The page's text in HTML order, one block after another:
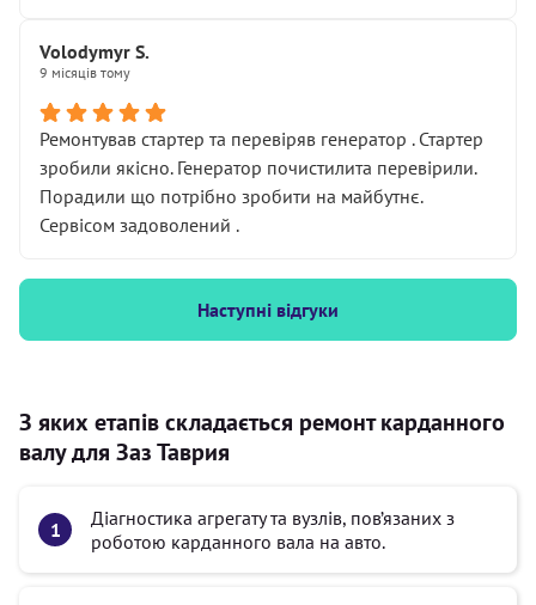
Volodymyr S.
9 місяців тому
Ремонтував стартер та перевіряв генератор . Стартер
зробили якісно. Генератор почистилита перевірили.
Порадили що потрібно зробити на майбутнє.
Сервісом задоволений .
Наступні відгуки
З яких етапів складається ремонт карданного
валу для Заз Таврия
Діагностика агрегату та вузлів, пов’язаних з
роботою карданного вала на авто.